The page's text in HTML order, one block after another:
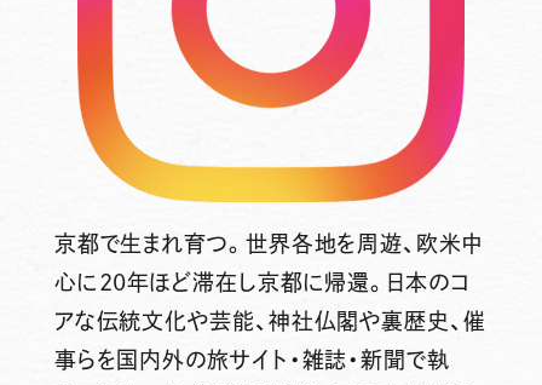
京都で生まれ育つ。世界各地を周遊、欧米中
心に20年ほど滞在し京都に帰還。日本のコ
アな伝統文化や芸能、神社仏閣や裏歴史、催
事らを国内外の旅サイト・雑誌・新聞で執